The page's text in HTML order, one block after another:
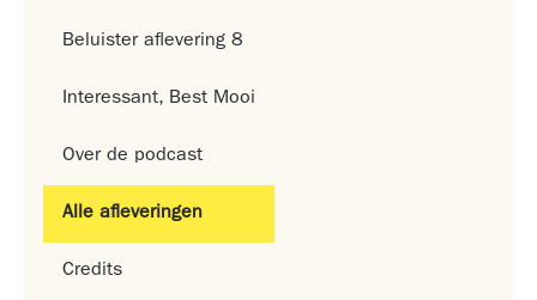
Beluister aflevering 8
Interessant, Best Mooi
Over de podcast
Alle afleveringen
Credits